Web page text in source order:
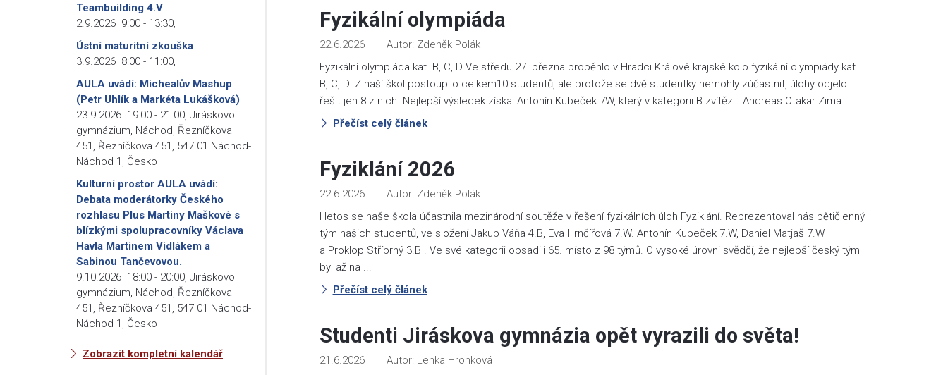
Fyzikální olympiáda
22.6.2026
Zdeněk Polák
Fyzikální olympiáda kat. B, C, D Ve středu 27. března proběhlo v Hradci Králové krajské kolo fyzikální olympiády kat.
B, C, D. Z naší škol postoupilo celkem10 studentů, ale protože se dvě studentky nemohly zúčastnit, úlohy odjelo
řešit jen 8 z nich. Nejlepší výsledek získal Antonín Kubeček 7W, který v kategorii B zvítězil. Andreas Otakar Zima ...
Přečíst celý článek
Fyziklání 2026
22.6.2026
Zdeněk Polák
I letos se naše škola účastnila mezinárodní soutěže v řešení fyzikálních úloh Fyziklání. Reprezentoval nás pětičlenný
tým našich studentů, ve složení Jakub Váňa 4.B, Eva Hrnčířová 7.W. Antonín Kubeček 7.W, Daniel Matjaš 7.W
a Proklop Stříbrný 3.B . Ve své kategorii obsadili 65. místo z 98 týmů. O vysoké úrovni svědčí, že nejlepší český tým
byl až na ...
Přečíst celý článek
Studenti Jiráskova gymnázia opět vyrazili do světa!
21.6.2026
Lenka Hronková
Teambuilding 4.V
2.9.2026 9:00 - 13:30
Ústní maturitní zkouška
3.9.2026 8:00 - 11:00
AULA uvádí: Michealův Mashup
(Petr Uhlík a Markéta Lukášková)
23.9.2026 19:00 - 21:00 Jiráskovo
gymnázium, Náchod, Řezníčkova
451, Řezníčkova 451, 547 01 Náchod-
Náchod 1, Česko
Kulturní prostor AULA uvádí:
Debata moderátorky Českého
rozhlasu Plus Martiny Maškové s
blízkými spolupracovníky Václava
Havla Martinem Vidlákem a
Sabinou Tančevovou.
9.10.2026 18:00 - 20:00 Jiráskovo
gymnázium, Náchod, Řezníčkova
451, Řezníčkova 451, 547 01 Náchod-
Náchod 1, Česko
Zobrazit kompletní kalendář